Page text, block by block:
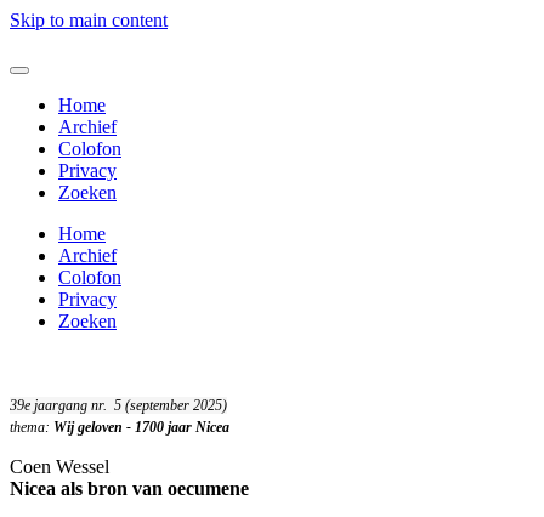
Skip to main content
Home
Archief
Colofon
Privacy
Zoeken
Home
Archief
Colofon
Privacy
Zoeken
39e jaargang nr. 5 (september 2025)
thema: Wij geloven - 1700 jaar Nicea
Coen Wessel
Nicea als bron van oecumene